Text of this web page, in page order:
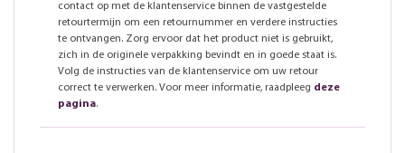
contact op met de klantenservice binnen de vastgestelde
retourtermijn om een retournummer en verdere instructies
te ontvangen. Zorg ervoor dat het product niet is gebruikt,
zich in de originele verpakking bevindt en in goede staat is.
Volg de instructies van de klantenservice om uw retour
correct te verwerken. Voor meer informatie, raadpleeg deze
pagina.